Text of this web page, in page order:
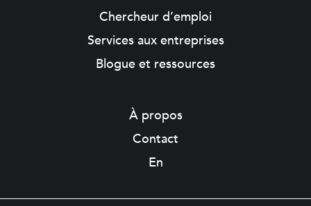
Chercheur d’emploi
Services aux entreprises
Blogue et ressources
À propos
Contact
En